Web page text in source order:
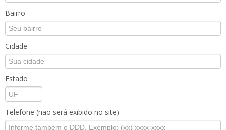
Bairro
Cidade
Estado
Telefone (não será exibido no site)